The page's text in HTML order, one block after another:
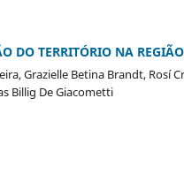
DO TERRITÓRIO NA
Grazielle Betina Brandt, Rosí
Billig De Giacometti